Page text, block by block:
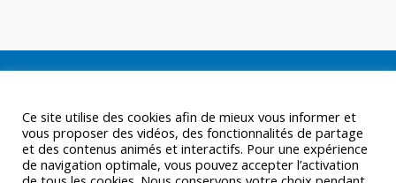
Ce site utilise des cookies afin de mieux vous informer et
vous proposer des vidéos, des fonctionnalités de partage
et des contenus animés et interactifs. Pour une expérience
de navigation optimale, vous pouvez accepter l’activation